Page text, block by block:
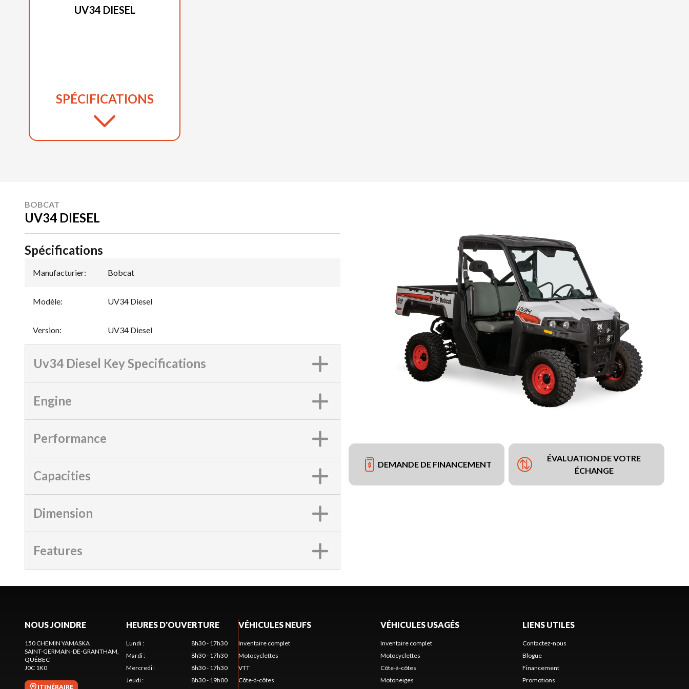
UV34 DIESEL
SPÉCIFICATIONS
BOBCAT
UV34 DIESEL
DEMANDE DE FINANCEMENT
ÉVALUATION DE VOTRE
ÉCHANGE
Spécifications
Manufacturier: Bobcat
Modèle: UV34 Diesel
Version: UV34 Diesel
Uv34 Diesel Key Specifications
Engine
Performance
Capacities
Dimension
Features
NOUS JOINDRE
150 CHEMIN YAMASKA
SAINT-GERMAIN-DE-GRANTHAM,
QUÉBEC
J0C 1K0
ITINÉRAIRE
HEURES D'OUVERTURE
Lundi:
8h30 - 17h30
Mardi:
8h30 - 17h30
Mercredi:
8h30 - 17h30
Jeudi:
8h30 - 19h00
VÉHICULES NEUFS
Inventaire complet
Motocyclettes
VTT
Côte-à-côtes
VÉHICULES USAGÉS
Inventaire complet
Motocyclettes
Côte-à-côtes
Motoneiges
LIENS UTILES
Contactez-nous
Blogue
Financement
Promotions